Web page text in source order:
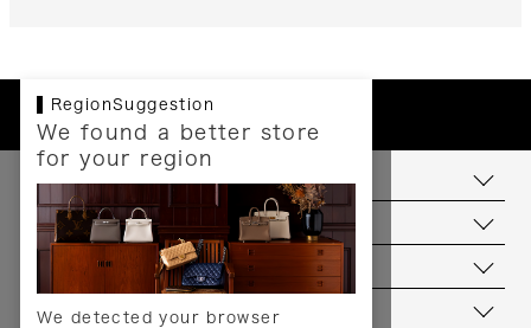
RegionSuggestion
We found a better store
for your region
We detected your browser
お支払いについて
配送について
送料について
返品について